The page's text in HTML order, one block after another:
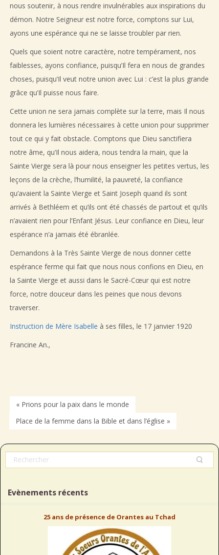
nous soutenir, à nous rendre invulnérables aux inspirations du
démon. Notre Seigneur est notre force, comptons sur Lui,
ayons une espérance qui ne se laisse troubler par rien.
Quels que soient notre caractère, notre tempérament, nos
faiblesses, ayons confiance, puisqu’Il fera en nous de grandes
choses, puisqu’Il veut notre union avec Lui : c’est la plus grande
grâce qu’Il puisse nous faire.
Cette union ne sera jamais complète sur la terre, mais Il nous
donnera les lumières nécessaires à cette union pour supprimer
tout ce qui y fait obstacle. Comptons que Dieu sanctifiera
notre âme, qu’Il nous aidera, nous tendra la main, que la
Sainte Vierge sera là pour nous enseigner les petites vertus, les
leçons de la crèche, l’humilité, la pauvreté, la confiance
qu’avaient la Sainte Vierge et Saint Joseph quand ils sont
arrivés à Bethléem et qu’ils ont été chassés de partout et qu’ils
n’avaient rien pour l’Enfant Jésus. Leur confiance en Dieu, leur
espérance n’a jamais été ébranlée.
Demandons à la Très Sainte Vierge de nous donner cette
espérance ferme qui fait que nous nous confions en Dieu, en
la Sainte Vierge et aussi dans le Sacré-Cœur qui est notre
force, notre douceur dans les peines que nous devons
traverser.
Instruction de Mère Isabelle à ses filles, le 17 janvier 1920
Francine An.,
« Prions pour la paix dans le monde
Place de la femme dans la Bible et dans l’église »
Evènements récents
25 ans de présence de Orantes au Tchad